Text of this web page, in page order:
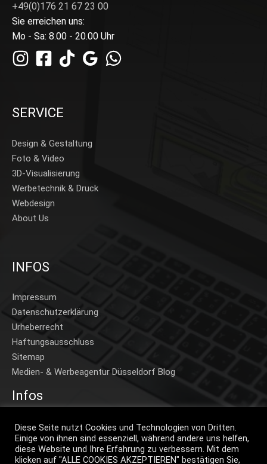
+49(0)176 21 67 23 00
Sie erreichen uns:
Mo - Sa: 8.00 - 20.00 Uhr
SERVICE
Design & Gestaltung
Foto & Video
3D-Visualisierung
Werbetechnik & Druck
Webdesign
About Us
INFOS
Impressum
Datenschutzerklärung
Urheberrecht
Haftungsausschluss
Sitemap
Medien- & Werbeagentur Düsseldorf Blog
Infos
Home
Beispiele A-Z
Beispiele Projekte
Diese Seite nutzt Cookies und Technologien von Dritten.
Einige von ihnen sind essenziell, während andere uns helfen,
diese Website und Ihre Erfahrung zu verbessern. Mit dem
klicken auf "ALLE COOKIES AKZEPTIEREN" bestätigen Sie,